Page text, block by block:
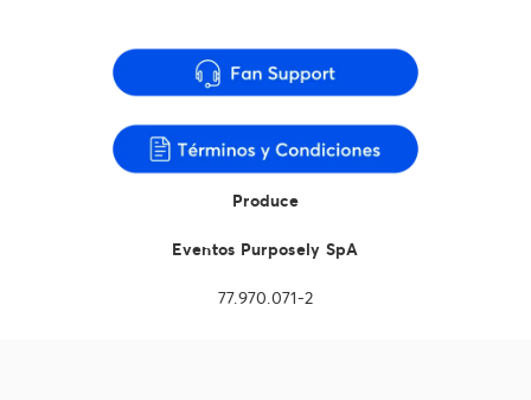
Produce
Eventos Purposely SpA
77.970.071-2